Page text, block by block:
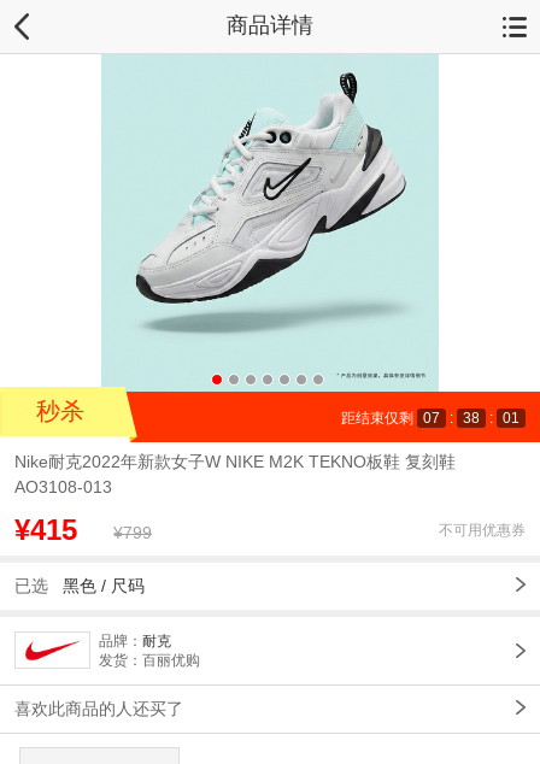
商品详情
距结束仅剩 07 : 37 : 60
秒杀
Nike耐克2022年新款女子W NIKE M2K TEKNO板鞋 复刻鞋
AO3108-013
¥415 ¥799 不可用优惠券
已选 黑色 / 尺码
品牌： 耐克
发货：百丽优购
喜欢此商品的人还买了